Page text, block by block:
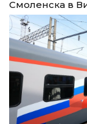
Смоленска в